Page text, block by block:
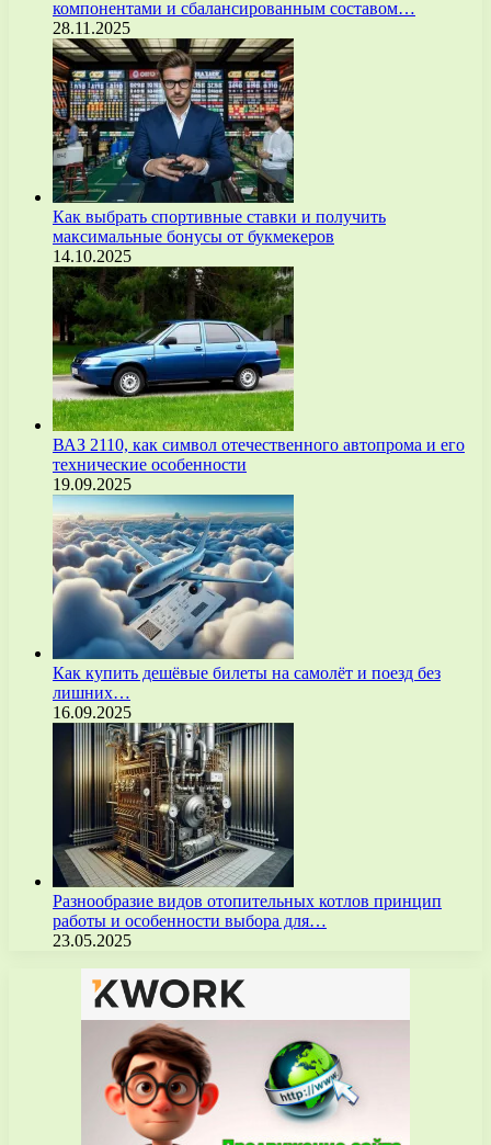
компонентами и сбалансированным составом…
28.11.2025
Как выбрать спортивные ставки и получить
максимальные бонусы от букмекеров
14.10.2025
ВАЗ 2110, как символ отечественного автопрома и его
технические особенности
19.09.2025
Как купить дешёвые билеты на самолёт и поезд без
лишних…
16.09.2025
Разнообразие видов отопительных котлов принцип
работы и особенности выбора для…
23.05.2025